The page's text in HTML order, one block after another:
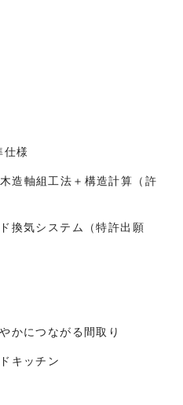
仕様
造軸組工法＋構造計算（許
換気システム（特許出願
かにつながる間取り
キッチン